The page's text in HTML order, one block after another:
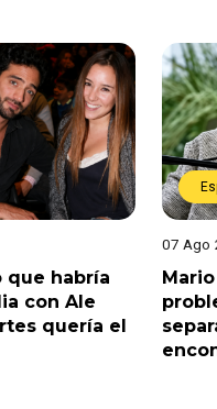
que habría
con Ale
quería el
07 Ago